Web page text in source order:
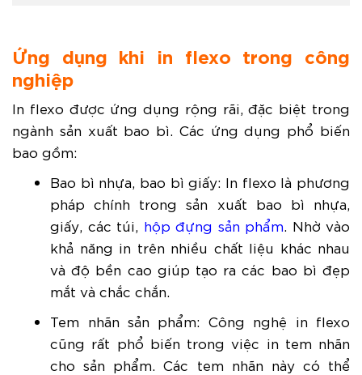
Ứng dụng khi in flexo trong công
nghiệp
In flexo được ứng dụng rộng rãi, đặc biệt trong
ngành sản xuất bao bì. Các ứng dụng phổ biến
bao gồm:
Bao bì nhựa, bao bì giấy: In flexo là phương
pháp chính trong sản xuất bao bì nhựa,
giấy, các túi, hộp đựng sản phẩm . Nhờ vào
khả năng in trên nhiều chất liệu khác nhau
và độ bền cao giúp tạo ra các bao bì đẹp
mắt và chắc chắn.
Tem nhãn sản phẩm: Công nghệ in flexo
cũng rất phổ biến trong việc in tem nhãn
cho sản phẩm. Các tem nhãn này có thể